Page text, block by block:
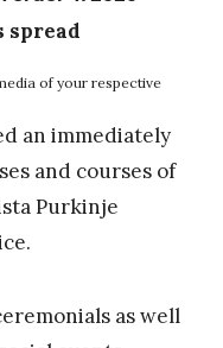
spread
of your respective
an immediately
and courses of
Purkinje
as well